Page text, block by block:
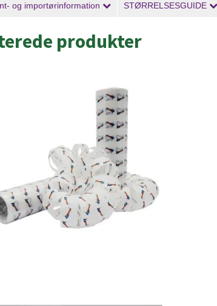
og importørinformation STØRRELSESGUIDE
produkter